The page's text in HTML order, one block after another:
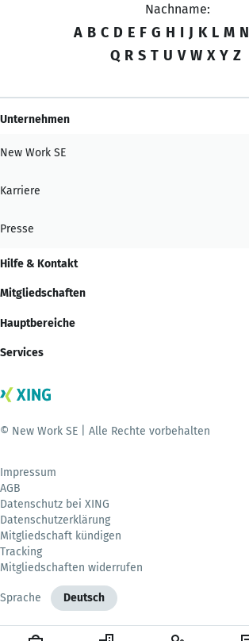
Nachname:
A B C D E F G H I J K L M N
Q R S T U V W X Y Z
Unternehmen
New Work SE
Karriere
Presse
Hilfe & Kontakt
Mitgliedschaften
Hauptbereiche
Services
© New Work SE | Alle Rechte vorbehalten
Impressum
AGB
Datenschutz bei XING
Datenschutzerklärung
Mitgliedschaft kündigen
Tracking
Mitgliedschaften widerrufen
Sprache Deutsch